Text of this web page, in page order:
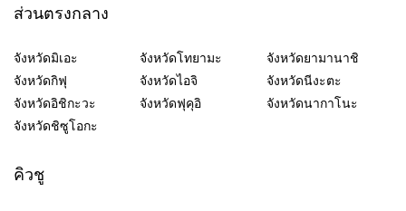
ส่วนตรงกลาง
จังหวัดมิเอะ จังหวัดโทยามะ
จังหวัดยามานาชิ
จังหวัดกิฟุ
จังหวัดไอจิ
จังหวัดนีงะตะ
จังหวัดอิชิกะวะ
จังหวัดฟุคุอิ
จังหวัดนากาโนะ
จังหวัดชิซูโอกะ
คิวชู